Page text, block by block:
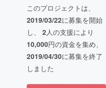
このプロジェクトは、
2019/03/22に募集を開始
し、 2人の支援により
10,000円の資金を集め、
2019/04/30に募集を終了
しました